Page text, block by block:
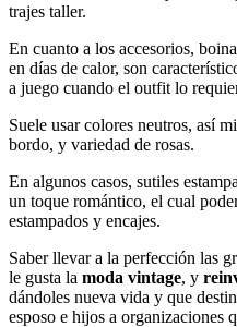
trajes taller.
En cuanto a los accesorios,
en días de calor, son
a juego cuando el outfit lo
Suele usar colores neutros, así
bordo, y variedad de rosas.
En algunos casos, sutiles
un toque romántico, el cual
estampados y encajes.
Saber llevar a la perfección las
le gusta la moda vintage, y
dándoles nueva vida y que
esposo e hijos a organizaciones